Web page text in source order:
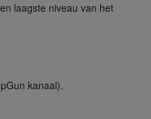
laagste niveau van het
kanaal).